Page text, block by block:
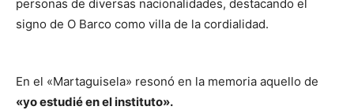
personas de diversas nacionalidades, destacando el
signo de O Barco como villa de la cordialidad.
En el «Martaguisela» resonó en la memoria aquello de
«yo estudié en el instituto».